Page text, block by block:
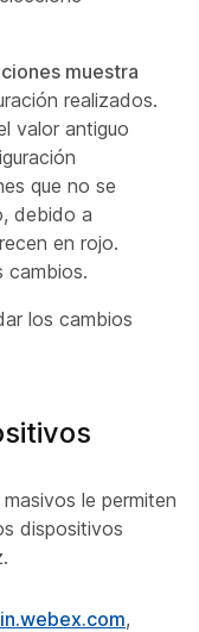
muestra
realizados.
valor antiguo
que no se
debido a
en rojo.
cambios.
los cambios
le permiten
dispositivos
,